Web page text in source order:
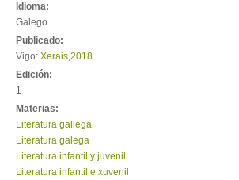
Idioma:
Galego
Publicado:
Vigo: Xerais,2018
Edición:
1
Materias:
Literatura gallega
Literatura galega
Literatura infantil y juvenil
Literatura infantil e xuvenil